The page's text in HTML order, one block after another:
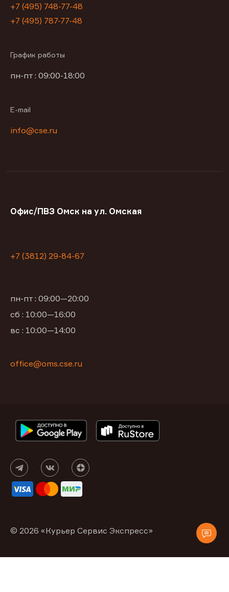
+7 (495) 748-77-48
+7 (495) 787-77-48
График работы
пн-пт : 09:00-18:00
E-mail
info@cse.ru
Офис/ПВЗ Омск на ул. Омская
+7 (3812) 29-84-67
пн-пт : 09:00—20:00
сб : 10:00—16:00
вс : 10:00—14:00
office@oms.cse.ru
© 2026 «Курьер Сервис Экспресс»